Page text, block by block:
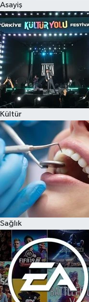
Asayiş
Kültür
Sağlık